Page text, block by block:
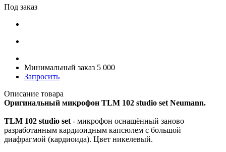
Под заказ
Минимальный заказ 5 000
Запросить
Описание товара
Оригинальный микрофон TLM 102 studio set Neumann.
TLM 102 studio set - микрофон оснащённый заново
разработанным кардиоидным капсюлем с большой
диафрагмой (кардиоида). Цвет никелевый.